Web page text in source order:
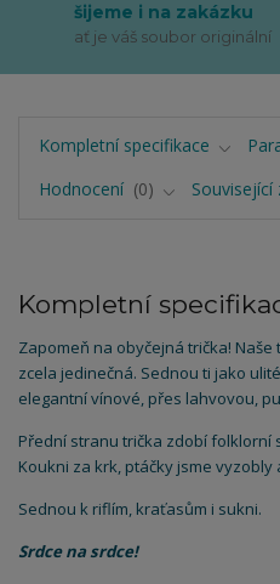
šijeme i na zakázku
ať je váš soubor originální
Kompletní specifikace
Hodnocení
0 Související
Kompletní
Zapomeň na obyčejná trička!
zcela jedinečná. Sednou ti jako
elegantní vínové, přes lahvovou,
Přední stranu trička zdobí folklorní
Koukni za krk, ptáčky jsme vyzobly
Sednou k riflím, kraťasům i sukni.
Srdce na srdce!